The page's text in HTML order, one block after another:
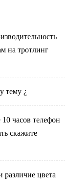
на тротлинг
тему ¿
часов телефон
скажите
различие цвета